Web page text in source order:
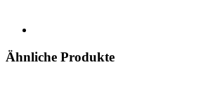
Ähnliche Produkte